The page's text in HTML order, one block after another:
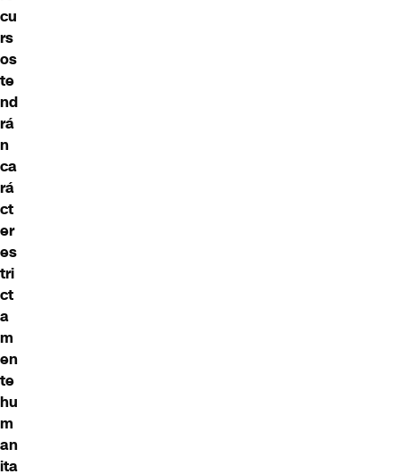
cu
rs
os
te
nd
rá
n
ca
rá
ct
er
es
tri
ct
a
m
en
te
hu
m
an
ita